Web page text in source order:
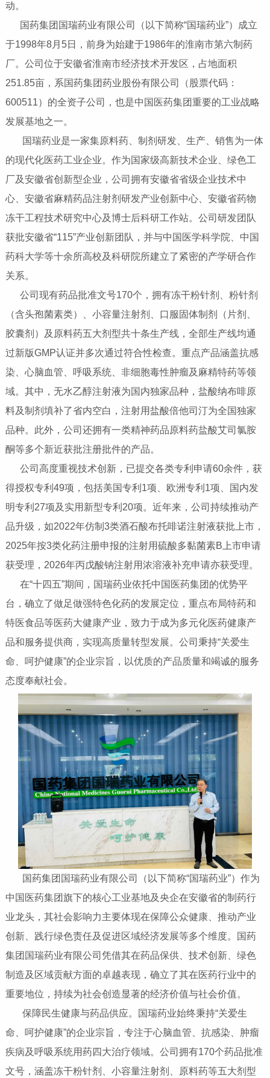
动。
国药集团国瑞药业有限公司（以下简称“国瑞药业”）成立
于1998年8月5日，前身为始建于1986年的淮南市第六制药
厂。公司位于安徽省淮南市经济技术开发区，占地面积
251.85亩，系国药集团药业股份有限公司（股票代码：
600511）的全资子公司，也是中国医药集团重要的工业战略
发展基地之一。
国瑞药业是一家集原料药、制剂研发、生产、销售为一体
的现代化医药工业企业。作为国家级高新技术企业、绿色工
厂及安徽省创新型企业，公司拥有安徽省省级企业技术中
心、安徽省麻精药品注射剂研发产业创新中心、安徽省药物
冻干工程技术研究中心及博士后科研工作站。公司研发团队
获批安徽省“115”产业创新团队，并与中国医学科学院、中国
药科大学等十余所高校及科研院所建立了紧密的产学研合作
关系。
公司现有药品批准文号170个，拥有冻干粉针剂、粉针剂
（含头孢菌素类）、小容量注射剂、口服固体制剂（片剂、
胶囊剂）及原料药五大剂型共十条生产线，全部生产线均通
过新版GMP认证并多次通过符合性检查。重点产品涵盖抗感
染、心脑血管、呼吸系统、非细胞毒性肿瘤及麻精特药等领
域。其中，无水乙醇注射液为国内独家品种，盐酸纳布啡原
料及制剂填补了省内空白，注射用盐酸倍他司汀为全国独家
品种。此外，公司还拥有一类精神药品原料药盐酸艾司氯胺
酮等多个新近获批注册批件的产品。
公司高度重视技术创新，已提交各类专利申请60余件，获
得授权专利49项，包括美国专利1项、欧洲专利1项、国内发
明专利27项及实用新型专利20项。近年来，公司持续推动产
品升级，如2022年仿制3类酒石酸布托啡诺注射液获批上市，
2025年按3类化药注册申报的注射用硫酸多黏菌素B上市申请
获受理，2026年丙戊酸钠注射用浓溶液补充申请亦获受理。
在“十四五”期间，国瑞药业依托中国医药集团的优势平
台，确立了做足做强特色化药的发展定位，重点布局特药和
特医食品等医药大健康产业，致力于成为多元化医药健康产
品和服务提供商，实现高质量转型发展。公司秉持“关爱生
命、呵护健康”的企业宗旨，以优质的产品质量和竭诚的服务
态度奉献社会。
国药集团国瑞药业有限公司（以下简称“国瑞药业”）作为
中国医药集团旗下的核心工业基地及央企在安徽省的制药行
业龙头，其社会影响力主要体现在保障公众健康、推动产业
创新、践行绿色责任及促进区域经济发展等多个维度。国药
集团国瑞药业有限公司凭借其在药品保供、技术创新、绿色
制造及区域贡献方面的卓越表现，确立了其在医药行业中的
重要地位，持续为社会创造显著的经济价值与社会价值。
保障民生健康与药品供应‌。国瑞药业始终秉持“关爱生
命、呵护健康”的企业宗旨，专注于心脑血管、抗感染、肿瘤
疾病及呼吸系统用药四大治疗领域。公司拥有170个药品批准
文号，涵盖冻干粉针剂、小容量注射剂、原料药等五大剂型